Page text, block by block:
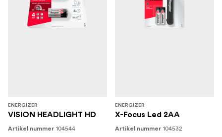
ENERGIZER
VISION HEADLIGHT HD
Artikel nummer 104544
ENERGIZER
X-Focus Led 2AA
Artikel nummer 104532